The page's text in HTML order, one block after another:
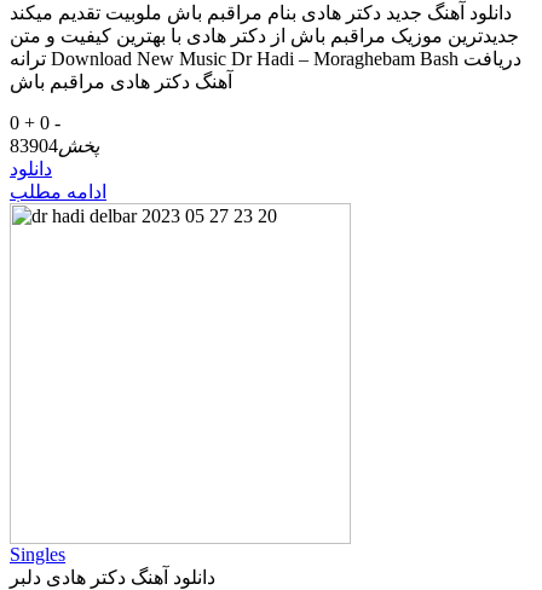
دانلود آهنگ جدید دکتر هادی بنام مراقبم باش ملوبیت تقدیم میکند
جدیدترین موزیک مراقبم باش از دکتر هادی با بهترین کیفیت و متن
ترانه Download New Music Dr Hadi – Moraghebam Bash دریافت
آهنگ دکتر هادی مراقبم باش
0 + 0 -
پخش83904
دانلود
ادامه مطلب
Singles
دانلود آهنگ دکتر هادی دلبر